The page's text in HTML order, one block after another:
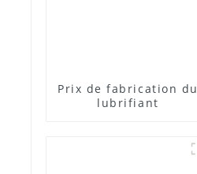
Prix ​​de fabrication du
lubrifiant